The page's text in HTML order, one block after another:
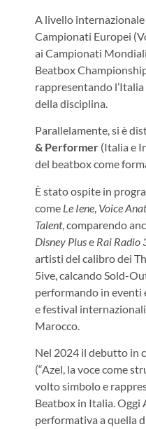
A livello internazionale
Campionati Europei
ai Campionati
Beatbox
rappresentando
della disciplina.
Parallelamente, si è
& Performer (Italia e
del beatbox come
È stato ospite in
come Le Iene Voice
Talent, comparendo
Disney Pluse Rai Radio
artisti del calibro dei
5ive, calcando Sold-
performando in eventi
e festival
Marocco.
Nel 2024 il debutto in
(“Azel, la voce come
volto simbolo e
Beatbox in Italia.Oggi
performativa a quella